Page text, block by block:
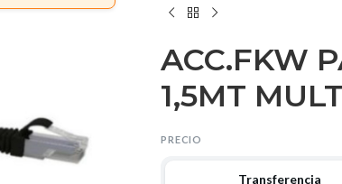
ACC.FKW
1,5MT
PRECIO
Transferencia